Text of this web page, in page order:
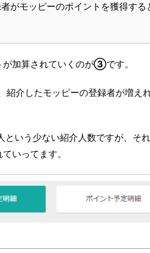
モッピーのポイントを獲得する
加算されていくのが③です。
介したモッピーの登録者が増え
という少ない紹介人数ですが、そ
いってます。